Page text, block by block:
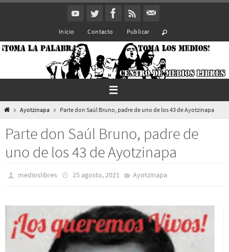
Inicio Contacto Publicar
InicioAyotzinapa Parte don Saúl Bruno, padre de uno de los 43 de Ayotzinapa
Parte don Saúl Bruno, padre de
uno de los 43 de Ayotzinapa
medioslibres 25 agosto, 2021 Ayotzinapa